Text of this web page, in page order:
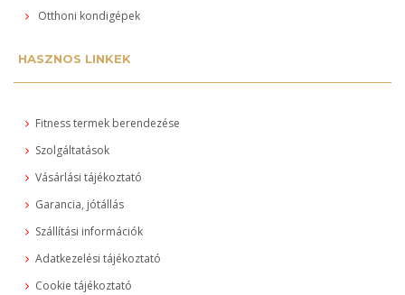
Otthoni kondigépek
HASZNOS LINKEK
Fitness termek berendezése
Szolgáltatások
Vásárlási tájékoztató
Garancia, jótállás
Szállítási információk
Adatkezelési tájékoztató
Cookie tájékoztató